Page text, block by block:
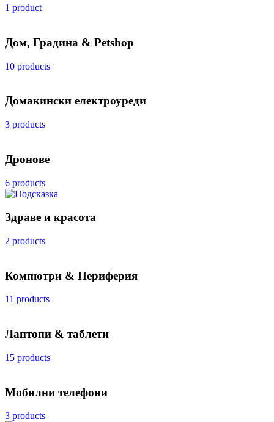
1 product
Дом, Градина & Petshop
10 products
Домакински електроуреди
3 products
Дронове
6 products
Здраве и красота
2 products
Компютри & Периферия
11 products
Лаптопи & таблети
15 products
Мобилни телефони
3 products